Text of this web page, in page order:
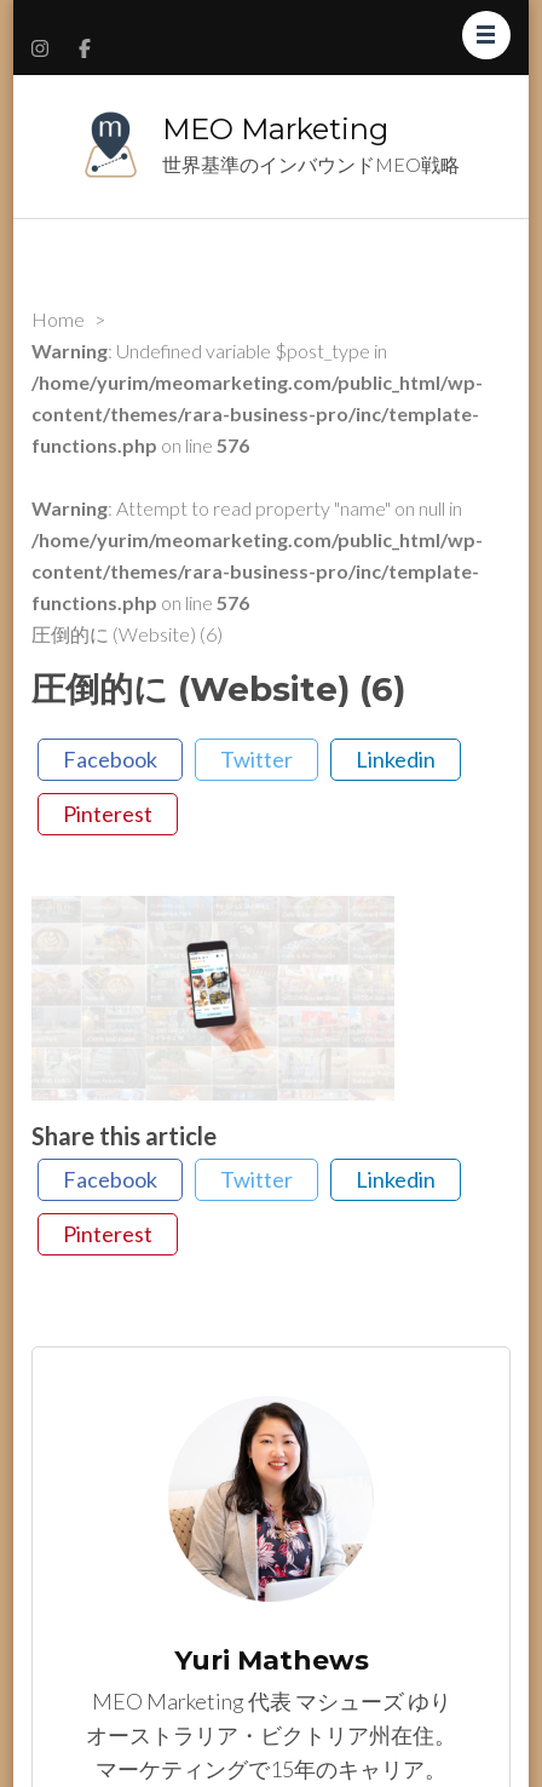
MEO Marketing
世界基準のインバウンドMEO戦略
Home >
Warning: Undefined variable $post_type in
/home/yurim/meomarketing.com/public_html/wp-
content/themes/rara-business-pro/inc/template-
functions.php on line576
Warning: Attempt to read property "name" on null in
/home/yurim/meomarketing.com/public_html/wp-
content/themes/rara-business-pro/inc/template-
functions.php on line576
圧倒的に (Website) (6)
圧倒的に (Website) (6)
Facebook Twitter Linkedin
Pinterest
Share this article
Facebook Twitter Linkedin
Pinterest
Yuri Mathews
MEO Marketing 代表 マシューズ ゆり
オーストラリア・ビクトリア州在住。
マーケティングで15年のキャリア。